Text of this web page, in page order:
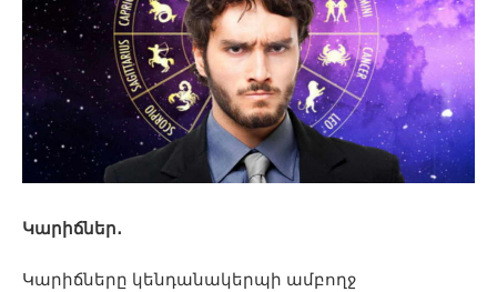
Կարիճներ․
Կարիճները կենդանակերպի ամբողջ